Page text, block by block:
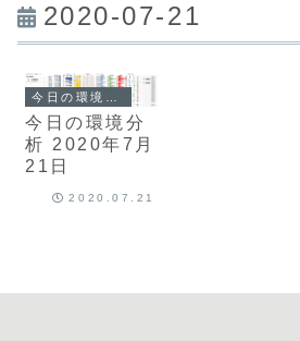
2020-07-21
今日の環境分
析 2020年7月
21日
2020.07.21